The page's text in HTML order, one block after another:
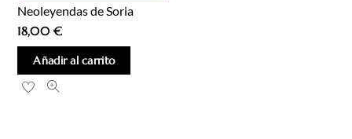
Neoleyendas de Soria
18,00€
Añadir al carrito